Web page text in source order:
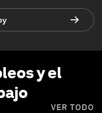
y el
VER TODO